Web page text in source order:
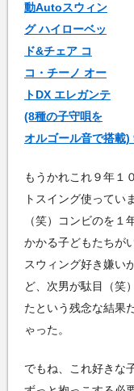
動Autoスウィン
グ ハイローベッ
ド&チェア コ
コ・チーノ オー
トDX エレガンテ
(8種の子守唄を
オルゴール音で搭載)
もうかれこれ９年１
トスイング使ってい
（笑）コンビのを
かかる子どもたちが
スウィング好き嫌い
ど、次男が駄目（笑
たという残念な結果
ゃった。
でもね、これ好きな